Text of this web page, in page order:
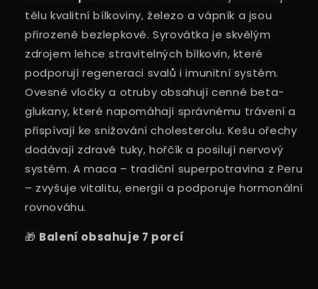
tělu kvalitní bílkoviny, železo a vápník a jsou
přirozeně bezlepkové. Syrovátka je skvělým
zdrojem lehce stravitelných bílkovin, které
podporují regeneraci svalů i imunitní systém.
Ovesné vločky a otruby obsahují cenné beta-
glukany, které napomáhají správnému trávení a
přispívají ke snižování cholesterolu. Kešu ořechy
dodávají zdravé tuky, hořčík a posilují nervový
systém. A maca – tradiční superpotravina z Peru
– zvyšuje vitalitu, energii a podporuje hormonální
rovnováhu.
🎁 Balení obsahuje 7 porcí